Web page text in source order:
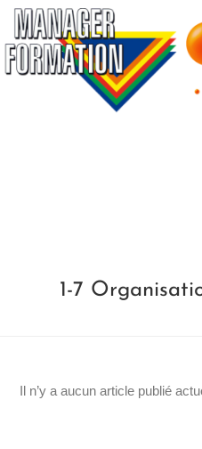
1-7
Il n’y a aucun article publié